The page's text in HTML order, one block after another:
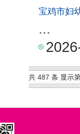
宝鸡市妇
...
共 487 条 显示